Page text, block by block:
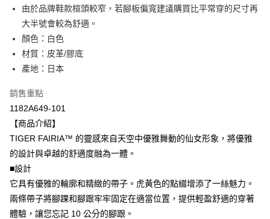
Apple Pay
ATM付款
運送方式
每筆NT$80，滿NT$6,000(含以上)免運費
萊爾富取貨付款
每筆NT$80，滿NT$6,000(含以上)免運費
付款後萊爾富取貨
每筆NT$80，滿NT$6,000(含以上)免運費
由於品牌鞋款楦頭較窄，若腳板偏寬建議購買比平常穿的尺寸再
大半號會較為舒適。
顏色：白色
材質：皮革/膠底
產地：日本
銷售重點
1182A649-101
【商品介紹】
TIGER FAIRIA™ 的靈感來自天空中優雅舞動的仙女形象，將優雅
的設計與卓越的舒適度融為一體。
■設計
它具有優雅的輪廓和精緻的帶子。虎黃色的點綴增添了一絲魅力。
兩條帶子將腳踝和腳跟牢牢固定在適當位置，提供輕盈舒適的穿著
體驗，讓您忘記 10 公分的腳跟。